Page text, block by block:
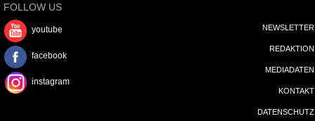
FOLLOW US
youtube
facebook
instagram
NEWSLETTER
REDAKTION
MEDIADATEN
KONTAKT
DATENSCHUTZ